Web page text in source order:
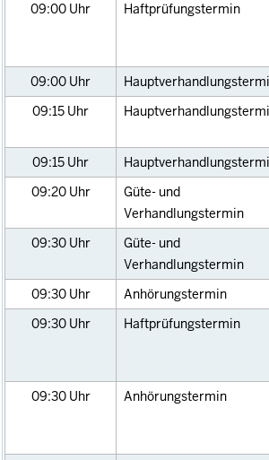
09:00 Uhr Haftprüfungstermin
09:00 Uhr
09:15 Uhr
09:15 Uhr
09:20 Uhr
Güte- und
Verhandlungstermin
09:30 Uhr
Güte- und
Verhandlungstermin
09:30 Uhr Anhörungstermin
09:30 Uhr Haftprüfungstermin
09:30 Uhr Anhörungstermin